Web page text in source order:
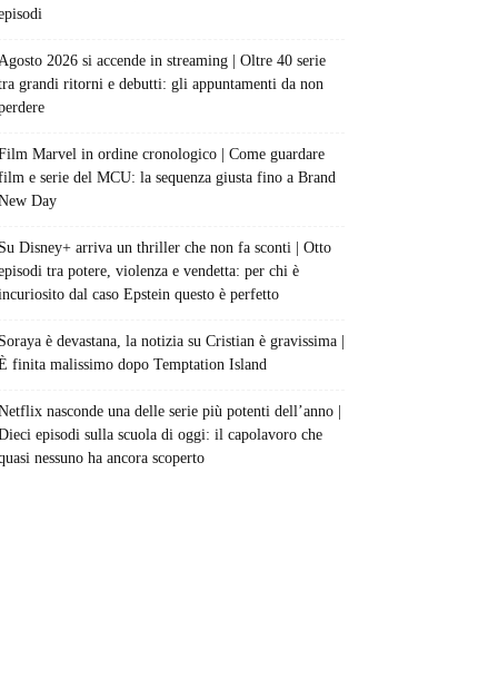
2026 si accende in streaming | Oltre 40 serie
grandi ritorni e debutti: gli appuntamenti da non
Marvel in ordine cronologico | Come guardare
e serie del MCU: la sequenza giusta fino a Brand
Day
Disney+ arriva un thriller che non fa sconti | Otto
tra potere, violenza e vendetta: per chi è
dal caso Epstein questo è perfetto
è devastana, la notizia su Cristian è gravissima |
finita malissimo dopo Temptation Island
nasconde una delle serie più potenti dell’anno |
episodi sulla scuola di oggi: il capolavoro che
nessuno ha ancora scoperto